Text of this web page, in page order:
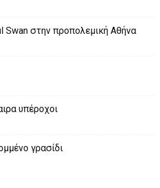
Swan στην προπολεμική Αθήνα
υπέροχοι
γρασίδι